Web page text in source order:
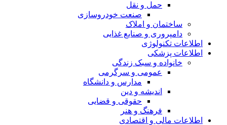
حمل و نقل
صنعت خودروسازی
ساختمان و املاک
دامپروری و صنایع غذایی
اطلاعات تکنولوژی
اطلاعات پزشکی
خانواده و سبک زندگی
عمومی و سرگرمی
مدارس و دانشگاه
اندیشه و دین
حقوقی و قضایی
فرهنگ و هنر
اطلاعات مالی و اقتصادی